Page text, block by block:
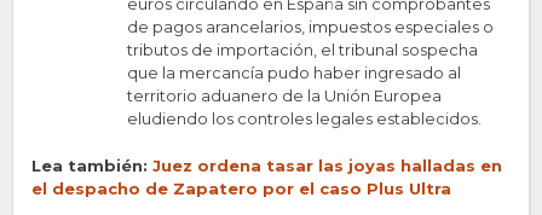
euros circulando en España sin comprobantes
de pagos arancelarios, impuestos especiales o
tributos de importación, el tribunal sospecha
que la mercancía pudo haber ingresado al
territorio aduanero de la Unión Europea
eludiendo los controles legales establecidos.
Lea también: Juez ordena tasar las joyas halladas en
el despacho de Zapatero por el caso Plus Ultra